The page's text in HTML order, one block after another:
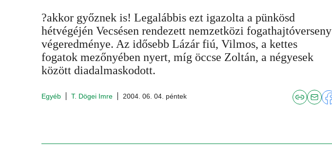
?akkor győznek is! Legalábbis ezt igazolta a pünkösd
hétvégéjén Vecsésen rendezett nemzetközi fogathajtóverseny
végeredménye. Az idősebb Lázár fiú, Vilmos, a kettes
fogatok mezőnyében nyert, míg öccse Zoltán, a négyesek
között diadalmaskodott.
Egyéb T. Dögei Imre 2004. 06. 04. péntek